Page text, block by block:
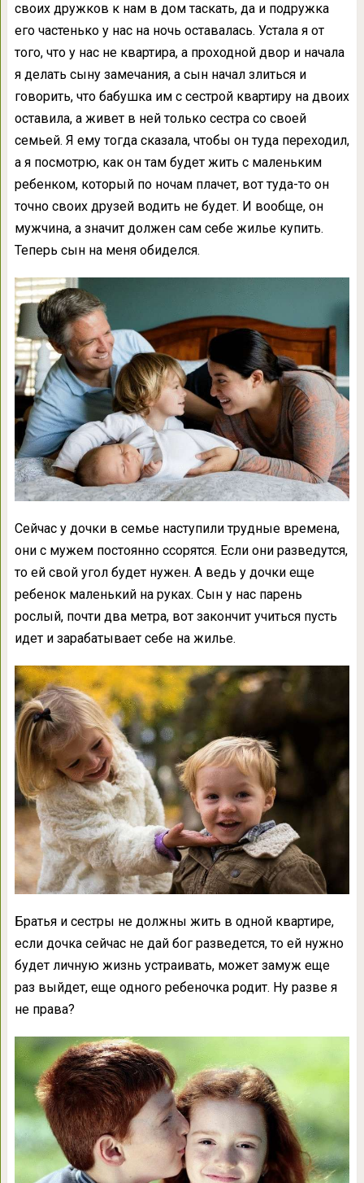
своих дружков к нам в дом таскать, да и подружка
его частенько у нас на ночь оставалась. Устала я от
того, что у нас не квартира, а проходной двор и начала
я делать сыну замечания, а сын начал злиться и
говорить, что бабушка им с сестрой квартиру на двоих
оставила, а живет в ней только сестра со своей
семьей. Я ему тогда сказала, чтобы он туда переходил,
а я посмотрю, как он там будет жить с маленьким
ребенком, который по ночам плачет, вот туда-то он
точно своих друзей водить не будет. И вообще, он
мужчина, а значит должен сам себе жилье купить.
Теперь сын на меня обиделся.
Сейчас у дочки в семье наступили трудные времена,
они с мужем постоянно ссорятся. Если они разведутся,
то ей свой угол будет нужен. А ведь у дочки еще
ребенок маленький на руках. Сын у нас парень
рослый, почти два метра, вот закончит учиться пусть
идет и зарабатывает себе на жилье.
Братья и сестры не должны жить в одной квартире,
если дочка сейчас не дай бог разведется, то ей нужно
будет личную жизнь устраивать, может замуж еще
раз выйдет, еще одного ребеночка родит. Ну разве я
не права?